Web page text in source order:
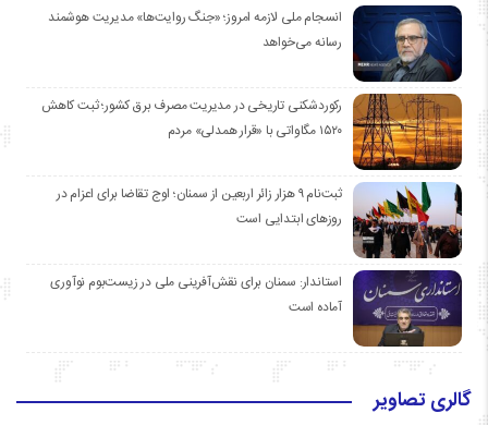
انسجام ملی لازمه امروز؛ «جنگ روایت‌ها» مدیریت هوشمند
رسانه می‌خواهد
رکوردشکنی تاریخی در مدیریت مصرف برق کشور؛ ثبت کاهش
۱۵۲۰ مگاواتی با «قرار همدلی» مردم
ثبت‌نام ۹ هزار زائر اربعین از سمنان؛ اوج تقاضا برای اعزام در
روزهای ابتدایی است
استاندار: سمنان برای نقش‌آفرینی ملی در زیست‌بوم نوآوری
آماده است
گالری تصاویر